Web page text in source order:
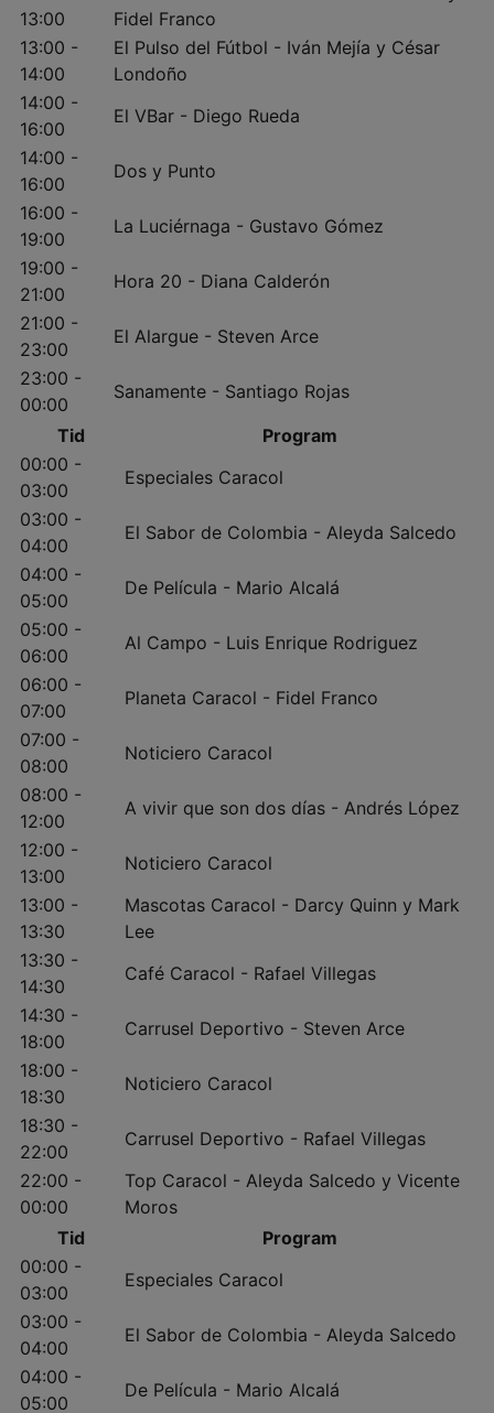
13:00
Fidel Franco
13:00 -
14:00
El Pulso del Fútbol - Iván Mejía y César
Londoño
14:00 -
16:00
El VBar - Diego Rueda
14:00 -
16:00
Dos y Punto
16:00 -
19:00
La Luciérnaga - Gustavo Gómez
19:00 -
21:00
Hora 20 - Diana Calderón
21:00 -
23:00
El Alargue - Steven Arce
23:00 -
00:00
Sanamente - Santiago Rojas
Tid
Program
00:00 -
03:00
Especiales Caracol
03:00 -
04:00
El Sabor de Colombia - Aleyda Salcedo
04:00 -
05:00
De Película - Mario Alcalá
05:00 -
06:00
Al Campo - Luis Enrique Rodriguez
06:00 -
07:00
Planeta Caracol - Fidel Franco
07:00 -
08:00
Noticiero Caracol
08:00 -
12:00
A vivir que son dos días - Andrés López
12:00 -
13:00
Noticiero Caracol
13:00 -
13:30
Mascotas Caracol - Darcy Quinn y Mark
Lee
13:30 -
14:30
Café Caracol - Rafael Villegas
14:30 -
18:00
Carrusel Deportivo - Steven Arce
18:00 -
18:30
Noticiero Caracol
18:30 -
22:00
Carrusel Deportivo - Rafael Villegas
22:00 -
00:00
Top Caracol - Aleyda Salcedo y Vicente
Moros
Tid
Program
00:00 -
03:00
Especiales Caracol
03:00 -
04:00
El Sabor de Colombia - Aleyda Salcedo
04:00 -
05:00
De Película - Mario Alcalá